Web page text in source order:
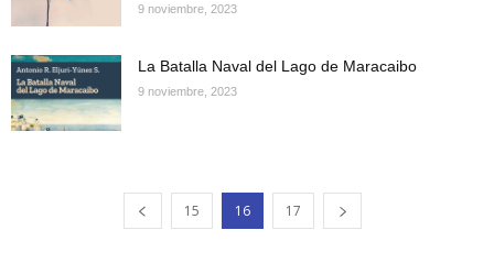
9 noviembre, 2023
La Batalla Naval del Lago de Maracaibo
9 noviembre, 2023
15 16 17